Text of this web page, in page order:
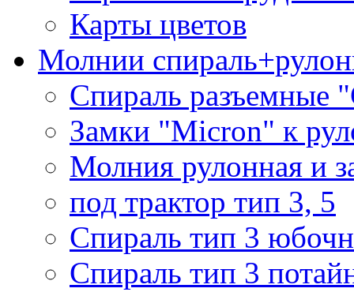
Карты цветов
Молнии
Спираль разъемные
Замки "Micron" к
Молния рулонная и
под трактор тип 3, 5
Спираль тип 3
Спираль тип 3